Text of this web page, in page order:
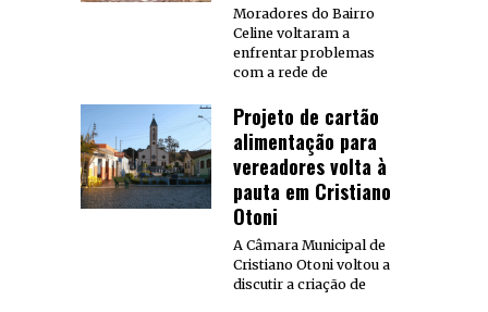
Moradores do Bairro
Celine voltaram a
enfrentar problemas
com a rede de
Projeto de cartão
alimentação para
vereadores volta à
pauta em Cristiano
Otoni
A Câmara Municipal de
Cristiano Otoni voltou a
discutir a criação de